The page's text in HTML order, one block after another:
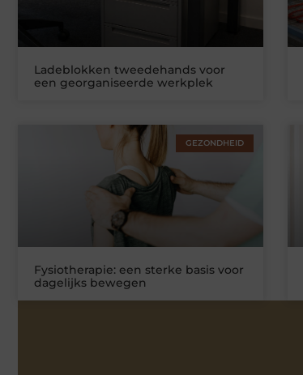
Ladeblokken tweedehands voor
een georganiseerde werkplek
GEZONDHEID
Fysiotherapie: een sterke basis voor
dagelijks bewegen